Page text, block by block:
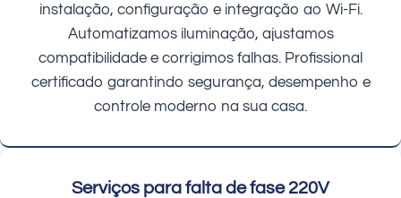
instalação, configuração e integração ao Wi-Fi.
Automatizamos iluminação, ajustamos
compatibilidade e corrigimos falhas. Profissional
certificado garantindo segurança, desempenho e
controle moderno na sua casa.
Serviços para falta de fase 220V